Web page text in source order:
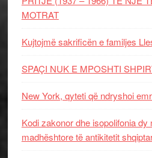
MOTRAT
Kujtojmë sakrificën e familjes
SPAÇI NUK E MPOSHTI
New York, qyteti që ndryshoi
Kodi zakonor dhe isopolifonia
madhështore të antikitetit